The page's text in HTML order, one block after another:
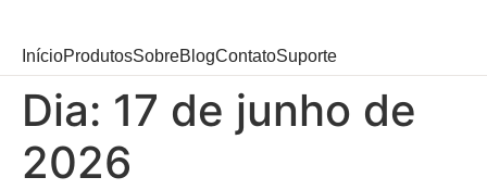
InícioProdutosSobreBlogContatoSuporte
Dia: 17 de junho de
2026